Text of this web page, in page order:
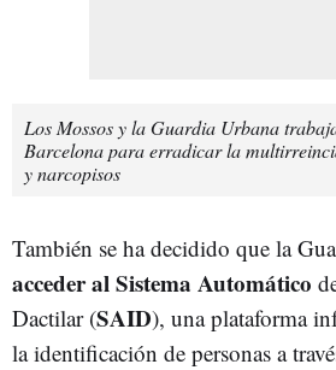
Los Mossos y la Guardia Urbana
Barcelona para erradicar la
y narcopisos
También se ha decidido que la
acceder al Sistema Automático
Dactilar (SAID), una plataforma
la identificación de personas a